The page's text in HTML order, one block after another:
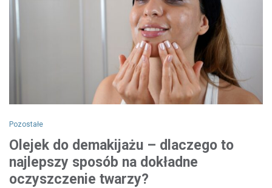
Pozostałe
Olejek do demakijażu – dlaczego to
najlepszy sposób na dokładne
oczyszczenie twarzy?